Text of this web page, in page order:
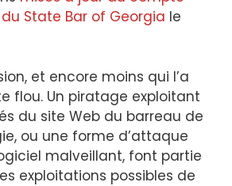
State Bar of Georgia le
et encore moins qui l’a
flou. Un piratage exploitant
du site Web du barreau de
ou une forme d’attaque
malveillant, font partie
exploitations possibles de